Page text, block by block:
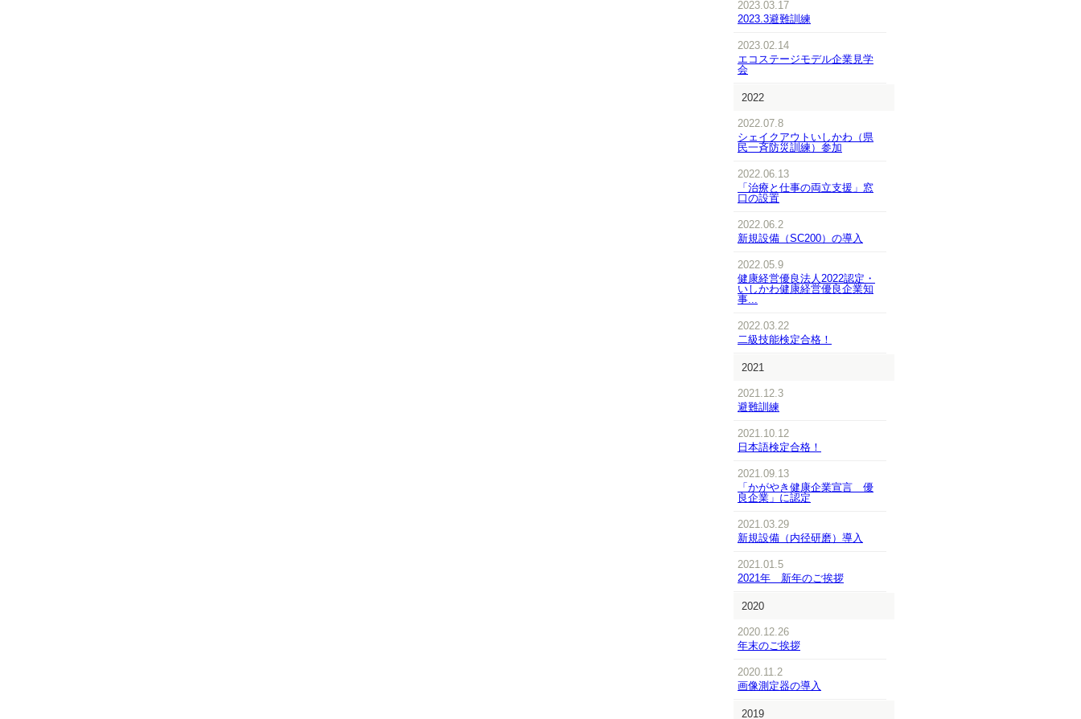
2023.03.17
2023.3避難訓練
2023.02.14
エコステージモデル企業見学
会
2022
2022.07.8
シェイクアウトいしかわ（県
民一斉防災訓練）参加
2022.06.13
「治療と仕事の両立支援」窓
口の設置
2022.06.2
新規設備（SC200）の導入
2022.05.9
健康経営優良法人2022認定・
いしかわ健康経営優良企業知
事...
2022.03.22
二級技能検定合格！
2021
2021.12.3
避難訓練
2021.10.12
日本語検定合格！
2021.09.13
「かがやき健康企業宣言 優
良企業」に認定
2021.03.29
新規設備（内径研磨）導入
2021.01.5
2021年 新年のご挨拶
2020
2020.12.26
年末のご挨拶
2020.11.2
画像測定器の導入
2019